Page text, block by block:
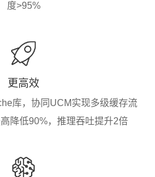
度>95%
更高效
库，协同UCM实现多级缓存流
降低90%，推理吞吐提升2倍